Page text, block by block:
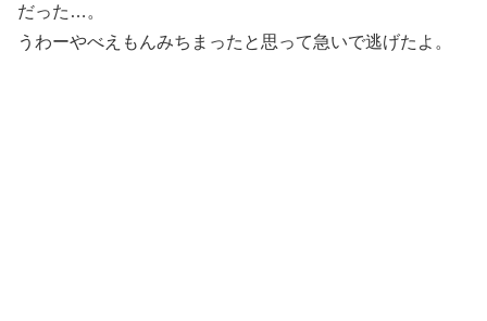
だった…。
うわーやべえもんみちまったと思って急いで逃げたよ。